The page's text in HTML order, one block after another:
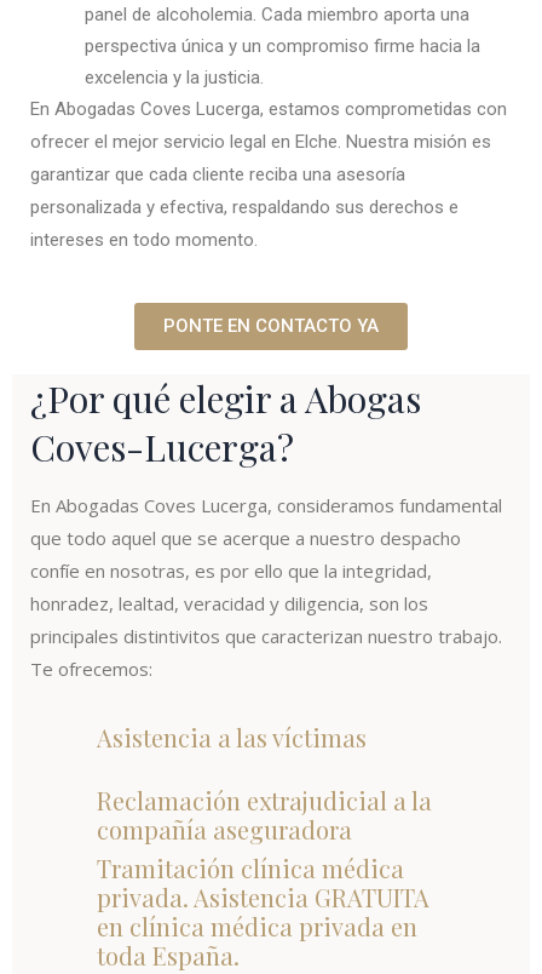
panel de alcoholemia. Cada miembro aporta una
perspectiva única y un compromiso firme hacia la
excelencia y la justicia.
En Abogadas Coves Lucerga, estamos comprometidas con
ofrecer el mejor servicio legal en Elche. Nuestra misión es
garantizar que cada cliente reciba una asesoría
personalizada y efectiva, respaldando sus derechos e
intereses en todo momento.
PONTE EN CONTACTO YA
¿Por qué elegir a Abogas
Coves-Lucerga?
En Abogadas Coves Lucerga, consideramos fundamental
que todo aquel que se acerque a nuestro despacho
confíe en nosotras, es por ello que la integridad,
honradez, lealtad, veracidad y diligencia, son los
principales distintivitos que caracterizan nuestro trabajo.
Te ofrecemos:
Asistencia a las víctimas
Reclamación extrajudicial a la
compañía aseguradora
Tramitación clínica médica
privada. Asistencia GRATUITA
en clínica médica privada en
toda España.